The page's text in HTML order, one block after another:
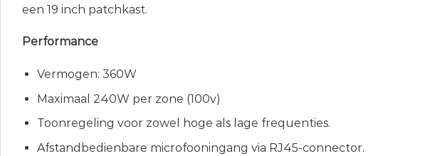
een 19 inch patchkast.
Performance
Vermogen: 360W
Maximaal 240W per zone (100v)
Toonregeling voor zowel hoge als lage frequenties.
Afstandbedienbare microfooningang via RJ45-connector.